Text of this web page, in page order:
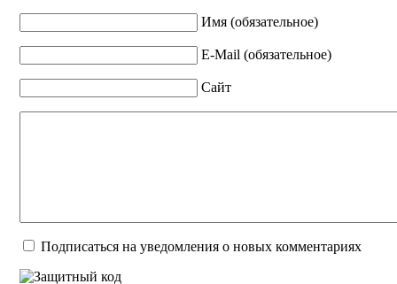
Имя (обязательное)
E-Mail (обязательное)
Сайт
Подписаться на уведомления о новых комментариях